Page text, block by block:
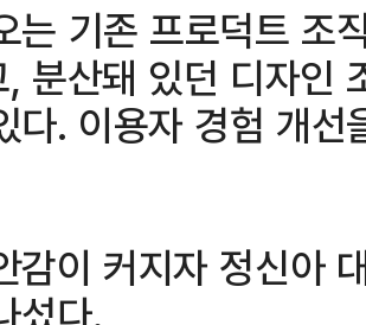
는 기존 프로덕트 조
, 분산돼 있던 디자인
다. 이용자 경험 개
감이 커지자 정신아
섰다.